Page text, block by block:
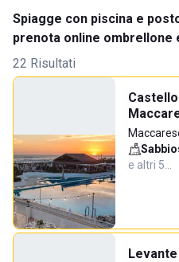
Spiagge con piscina e
prenota online ombrellone
22 Risultati
e altri 5…